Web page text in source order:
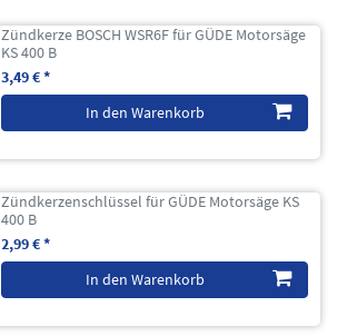
Zündkerze BOSCH WSR6F für GÜDE Motorsäge
KS 400 B
3,49 € *
In den Warenkorb
Zündkerzenschlüssel für GÜDE Motorsäge KS
400 B
2,99 € *
In den Warenkorb